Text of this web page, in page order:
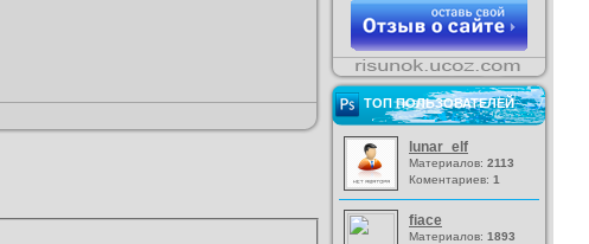
ТОП ПОЛЬЗОВАТЕЛЕЙ
lunar_elf
Материалов: 2113
Коментариев: 1
fiace
Материалов: 1893